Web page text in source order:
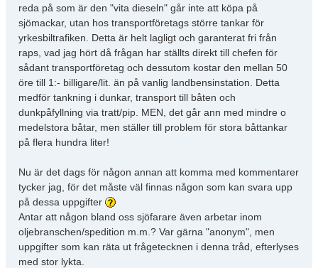
reda på som är den "vita dieseln" går inte att köpa på
sjömackar, utan hos transportföretags större tankar för
yrkesbiltrafiken. Detta är helt lagligt och garanterat fri från
raps, vad jag hört då frågan har ställts direkt till chefen för
sådant transportföretag och dessutom kostar den mellan 50
öre till 1:- billigare/lit. än på vanlig landbensinstation. Detta
medför tankning i dunkar, transport till båten och
dunkpåfyllning via tratt/pip. MEN, det går ann med mindre o
medelstora båtar, men ställer till problem för stora båttankar
på flera hundra liter!
Nu är det dags för någon annan att komma med kommentarer
tycker jag, för det måste väl finnas någon som kan svara upp
på dessa uppgifter
Antar att någon bland oss sjöfarare även arbetar inom
oljebranschen/spedition m.m.? Var gärna "anonym", men
uppgifter som kan räta ut frågetecknen i denna tråd, efterlyses
med stor lykta.